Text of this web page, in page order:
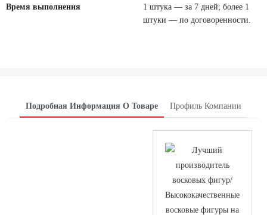
Время выполнения
1 штука — за 7 дней; более 1
штуки — по договоренности.
Подробная Информация О Товаре Профиль Компании